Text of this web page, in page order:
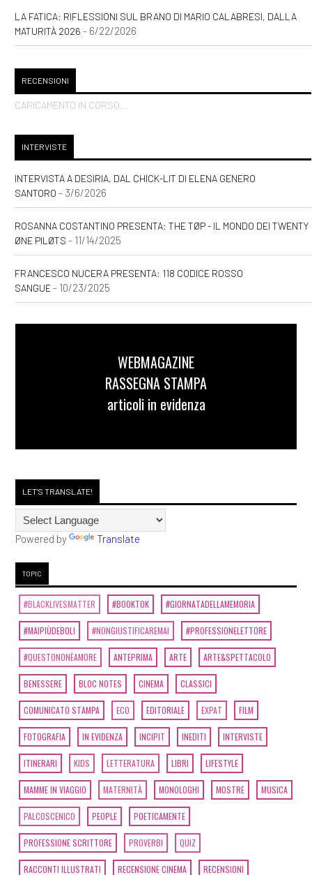
LA FATICA: RIFLESSIONI SUL BRANO DI MARIO CALABRESI, DALLA
MATURITÀ 2026 - 6/22/2026
RECENSIONI
CARICAMENTO IN CORSO...
INTERVISTE
INTERVISTA A DESIRIA, DAL CHICK-LIT DI ELENA GENERO
SANTORO - 3/6/2026
ROSANNA COSTANTINO PRESENTA: THE TØP - IL MONDO DEI TWENTY
ØNE PILØTS - 11/14/2025
FRANCESCO NUCERA PRESENTA: 118 CODICE ROSSO
SANGUE- 10/23/2025
WEBMAGAZINE
RASSEGNA STAMPA
articoli in evidenza
LET'S TRANSLATE!
Powered by Translate
TOPIC
#BLACKLIVESMATTER #BOOKTOK #GIORNATADELLAMEMORIA
#MAIPIÙDEBOLI #NONGIUSTIFICAREMAI #PROFESSIONELETTORE
#QUESTONONÈAMORE ANTEPRIMA ARTE ARTE&SPETTACOLO
BENESSERE BLOC NOTES CINEMA CLASSICI
COMUNICATO STAMPA ECO EDITORIALE EXPAT FILM
FOTOGRAFIA IN EVIDENZA INCIPIT INEDITI INTERVISTE
ITINERARI KIDS LETTERATURA LIBRI LIFESTYLE
MAMME IN VIAGGIO MATERNITÀ MONOLOGHI MOSTRE MUSICA
PALCOSCENICO PEOPLE POETICAMENTE
PROFESSIONE SCRITTORE PROVERBI QUIZ
RACCONTI ILLUSTRATI RECENSIONE CINEMA RECENSIONI